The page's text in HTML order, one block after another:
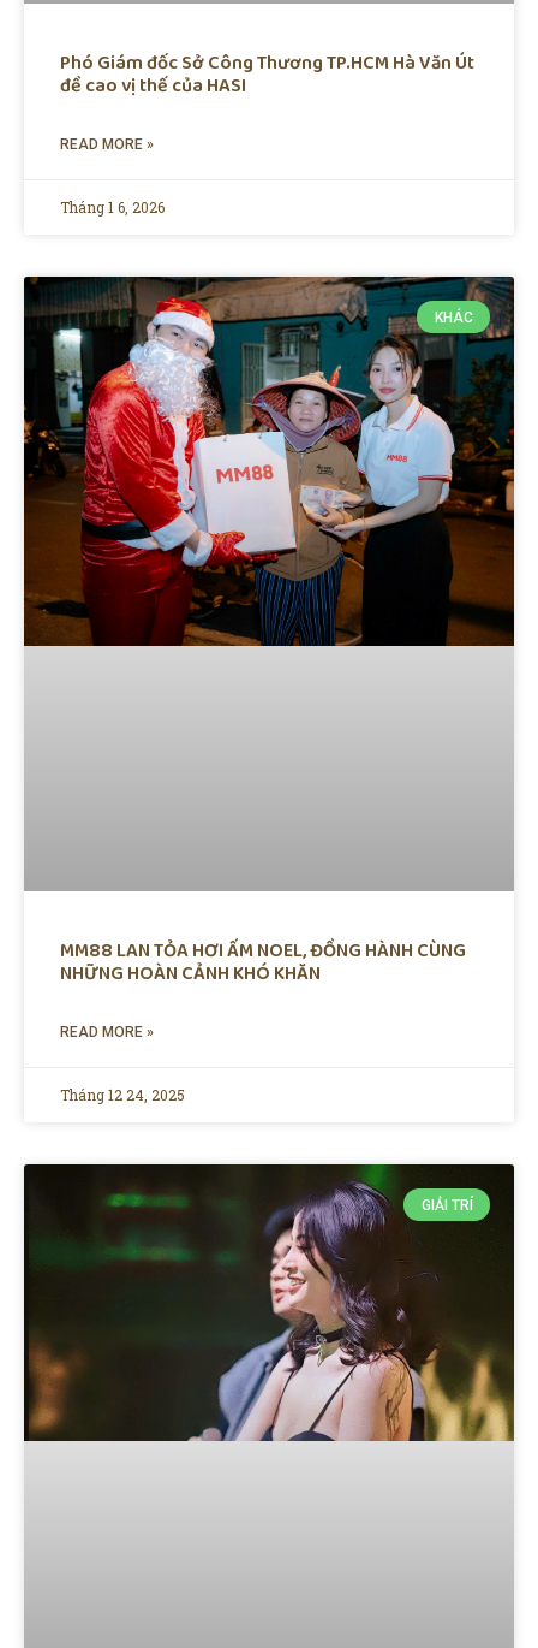
Phó Giám đốc Sở Công Thương TP.HCM Hà Văn Út
đề cao vị thế của HASI
READ MORE »
Tháng 1 6, 2026
KHÁC
MM88 LAN TỎA HƠI ẤM NOEL, ĐỒNG HÀNH CÙNG
NHỮNG HOÀN CẢNH KHÓ KHĂN
READ MORE »
Tháng 12 24, 2025
GIẢI TRÍ